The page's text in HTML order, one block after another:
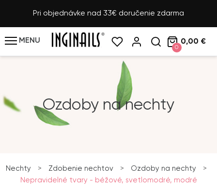
Pri objednávke nad 33€ doručenie zdarma
MENU
0
0,00 €
Ozdoby na nechty
Nechty > Zdobenie nechtov > Ozdoby na nechty
>
Nepravidelné tvary - béžové, svetlomodré, modré